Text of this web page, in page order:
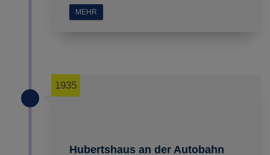
MEHR
Hubertshaus an der Autobahn
1935